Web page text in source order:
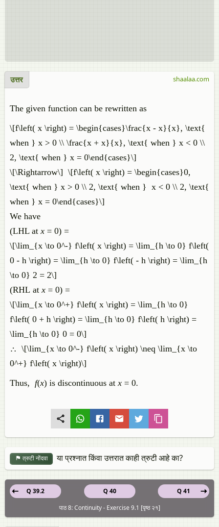
उत्तर
The given function can be rewritten as
\[f\left( x \right) = \begin{cases}\frac{x - x}{x}, \text{
when } x > 0 \\ \frac{x + x}{x}, \text{ when } x < 0 \\
2, \text{ when } x = 0\end{cases}\]
\[\Rightarrow\] \[f\left( x \right) = \begin{cases}0,
\text{ when } x > 0 \\ 2, \text{ when } x < 0 \\ 2, \text{
when } x = 0\end{cases}\]
We have
(LHL atx = 0) =
\[\lim_{x \to 0^-} f\left( x \right) = \lim_{h \to 0} f\left(
0 - h \right) = \lim_{h \to 0} f\left( - h \right) = \lim_{h
\to 0} 2 = 2\]
(RHL atx = 0) =
\[\lim_{x \to 0^+} f\left( x \right) = \lim_{h \to 0}
f\left( 0 + h \right) = \lim_{h \to 0} f\left( h \right) =
\lim_{h \to 0} 0 = 0\]
∴ ​ \[\lim_{x \to 0^-} f\left( x \right) \neq \lim_{x \to
0^+} f\left( x \right)\]
Thus, f(x) is discontinuous atx = 0.
shaalaa.com
त्रुटी नोंदवा या प्रश्नात किंवा उत्तरात काही त्रुटी आहे का?
Q 40
Q 39.2
Q 41
पाठ 8: Continuity - Exercise 9.1 [पृष्ठ २१]